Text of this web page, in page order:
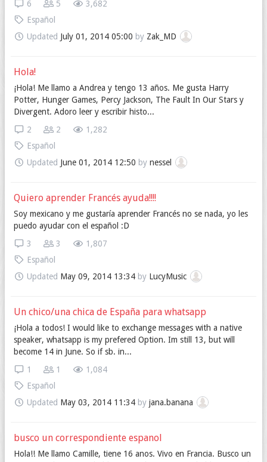
3,682
5
6
Español
Updated July 01, 2014 05:00 by Zak_MD
Hola!
¡Hola! Me llamo a Andrea y tengo 13 años. Me gusta Harry
Potter, Hunger Games, Percy Jackson, The Fault In Our Stars y
Divergent. Adoro leer y escribir histo...
1,282
2
2
Español
Updated June 01, 2014 12:50 by nessel
Quiero aprender Francés ayuda!!!!
Soy mexicano y me gustaría aprender Francés no se nada, yo les
puedo ayudar con el español :D
1,807
3
3
Español
Updated May 09, 2014 13:34by LucyMusic
Un chico/una chica de España para whatsapp
¡Hola a todos! I would like to exchange messages with a native
speaker, whatsapp is my prefered Option. Im still 13, but will
become 14 in June. So if sb. in...
1,084
1
1
Español
Updated May 03, 2014 11:34by jana.banana
busco un correspondiente espanol
Hola!! Me llamo Camille, tiene 16 anos. Vivo en Francia. Busco un